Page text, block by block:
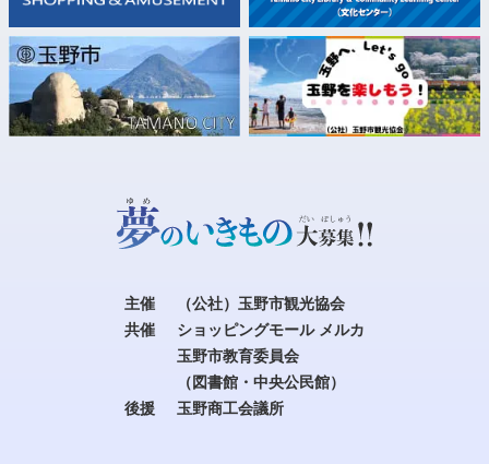
主催
（公社）玉野市観光協会
共催
ショッピングモール メルカ
玉野市教育委員会
（図書館・中央公民館）
後援
玉野商工会議所